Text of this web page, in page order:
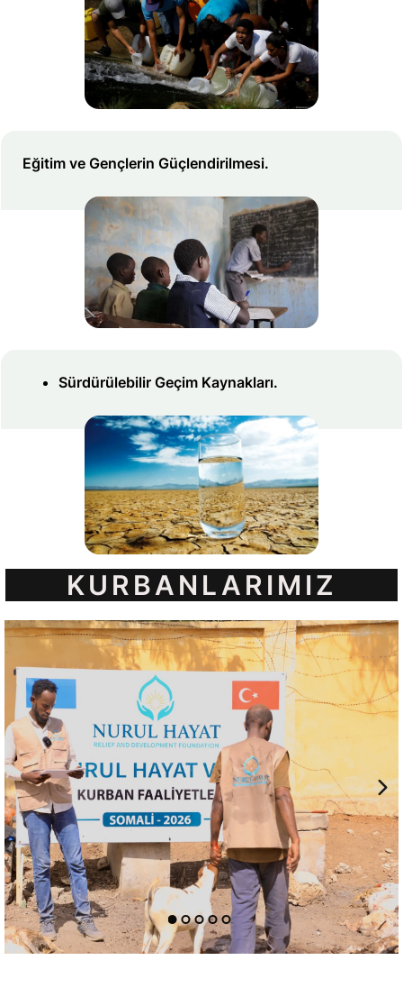
Eğitim ve Gençlerin Güçlendirilmesi.
Sürdürülebilir Geçim Kaynakları.
KURBANLARIMIZ